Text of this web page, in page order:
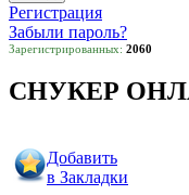
Регистрация
Забыли пароль?
Зарегистрированных: 2060
СНУКЕР
Добавить
в Закладки